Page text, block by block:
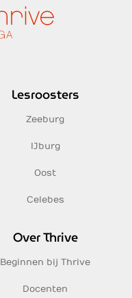
Lesroosters
Zeeburg
IJburg
Oost
Celebes
Over Thrive
Beginnen bij Thrive
Docenten